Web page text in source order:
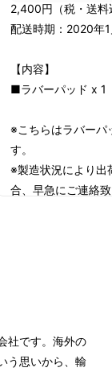
ね、、
りま
2,400円（税・送料
配送時期：2020年
【内容】
■ラバーパッド x 1
※こちらはラバーパ
す。
※製造状況により出
合、早急にご連絡
社です。海外の
う思いから、輸